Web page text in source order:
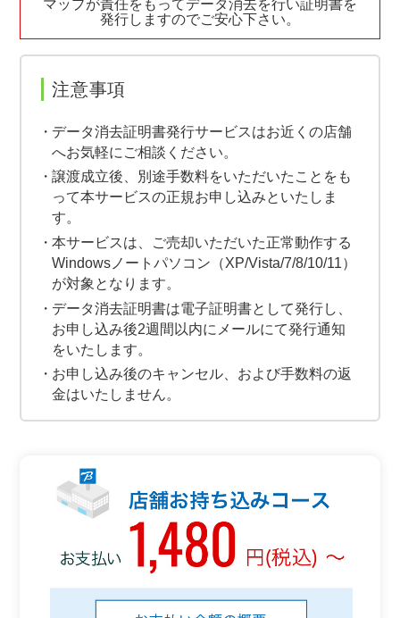
マップが責任をもってデータ消去を行い証明書を
発行しますのでご安心下さい。
注意事項
データ消去証明書発行サービスはお近くの店舗
へお気軽にご相談ください。
譲渡成立後、別途手数料をいただいたことをも
って本サービスの正規お申し込みといたしま
す。
本サービスは、ご売却いただいた正常動作する
Windowsノートパソコン（XP/Vista/7/8/10/11）
が対象となります。
データ消去証明書は電子証明書として発行し、
お申し込み後2週間以内にメールにて発行通知
をいたします。
お申し込み後のキャンセル、および手数料の返
金はいたしません。